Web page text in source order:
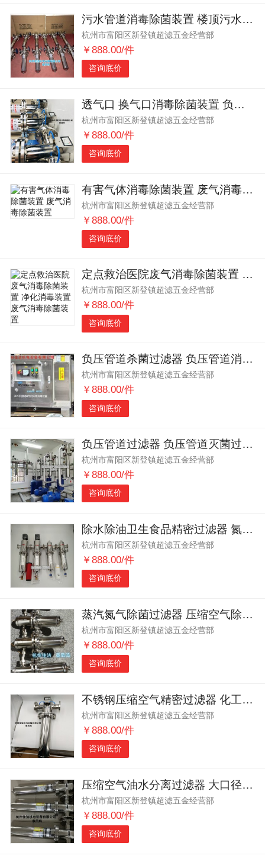
污水管道消毒除菌装置 楼顶污水管道废气消毒除菌装置
杭州市富阳区新登镇超滤五金经营部
￥888.00/件
咨询底价
透气口 换气口消毒除菌装置 负压救护车废气消毒除菌装置
杭州市富阳区新登镇超滤五金经营部
￥888.00/件
咨询底价
有害气体消毒除菌装置 废气消毒除菌装置
杭州市富阳区新登镇超滤五金经营部
￥888.00/件
咨询底价
定点救治医院废气消毒除菌装置 净化消毒装置 废气消毒除菌装置
杭州市富阳区新登镇超滤五金经营部
￥888.00/件
咨询底价
负压管道杀菌过滤器 负压管道消毒过滤器 负压过滤器
杭州市富阳区新登镇超滤五金经营部
￥888.00/件
咨询底价
负压管道过滤器 负压管道灭菌过滤器 负压管道杀毒过滤器
杭州市富阳区新登镇超滤五金经营部
￥888.00/件
咨询底价
除水除油卫生食品精密过滤器 氮气氢气过滤器
杭州市富阳区新登镇超滤五金经营部
￥888.00/件
咨询底价
蒸汽氮气除菌过滤器 压缩空气除菌除油除水除杂过滤器
杭州市富阳区新登镇超滤五金经营部
￥888.00/件
咨询底价
不锈钢压缩空气精密过滤器 化工锂电 吸附式干燥机吸干机后处理
杭州市富阳区新登镇超滤五金经营部
￥888.00/件
咨询底价
压缩空气油水分离过滤器 大口径排污口 不锈钢304材质 定制
杭州市富阳区新登镇超滤五金经营部
￥888.00/件
咨询底价